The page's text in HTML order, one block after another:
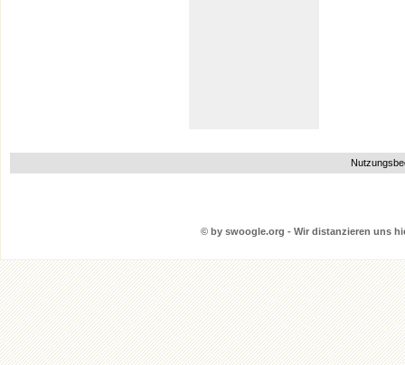
© by swoogle.org - Wir distanzieren uns